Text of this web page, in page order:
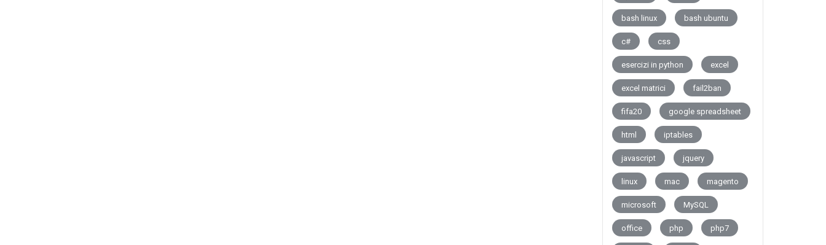
bash linux bash ubuntu
c# css
esercizi in python excel
excel matrici fail2ban
fifa20 google spreadsheet
html iptables
javascript jquery
linux mac magento
microsoft MySQL
office php php7